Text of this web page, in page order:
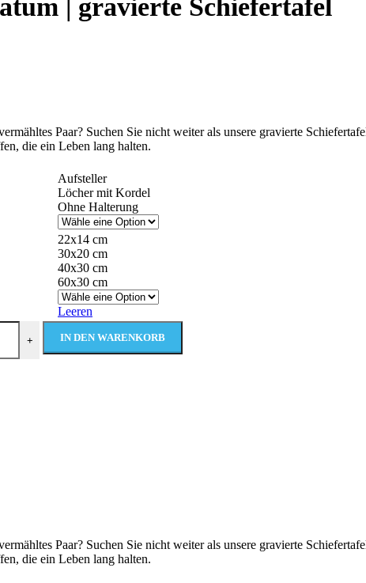
| gravierte Schiefertafel
Paar? Suchen Sie nicht weiter als unsere gravierte
die ein Leben lang halten.
Aufsteller
Löcher mit Kordel
Ohne Halterung
22x14 cm
30x20 cm
40x30 cm
60x30 cm
Leeren
+ IN DEN WARENKORB
Paar? Suchen Sie nicht weiter als unsere gravierte
die ein Leben lang halten.